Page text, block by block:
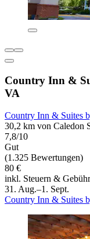
Country Inn &
VA
Country Inn & Suites
30,2 km von Caledon
7,8/10
Gut
(1.325 Bewertungen)
80 €
inkl. Steuern &
31. Aug.–1. Sept.
Country Inn & Suites